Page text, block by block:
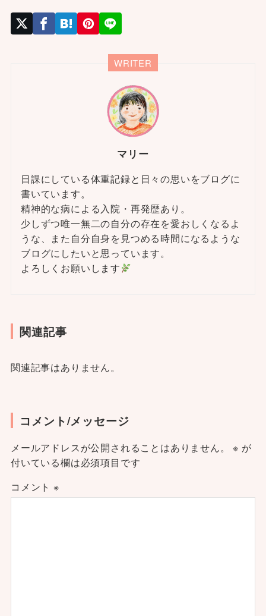
WRITER
マリー
日課にしている体重記録と日々の思いをブログに
書いています。
精神的な病による入院・再発歴あり。
少しずつ唯一無二の自分の存在を愛おしくなるよ
うな、また自分自身を見つめる時間になるような
ブログにしたいと思っています。
よろしくお願いします
関連記事
関連記事はありません。
コメント/メッセージ
メールアドレスが公開されることはありません。 ※ が
付いている欄は必須項目です
コメント ※